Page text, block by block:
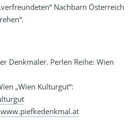
Nachbarn Österreich
Denkmäler. Perlen Reihe: Wien
„Wien Kulturgut“:
www.piefkedenkmal.at